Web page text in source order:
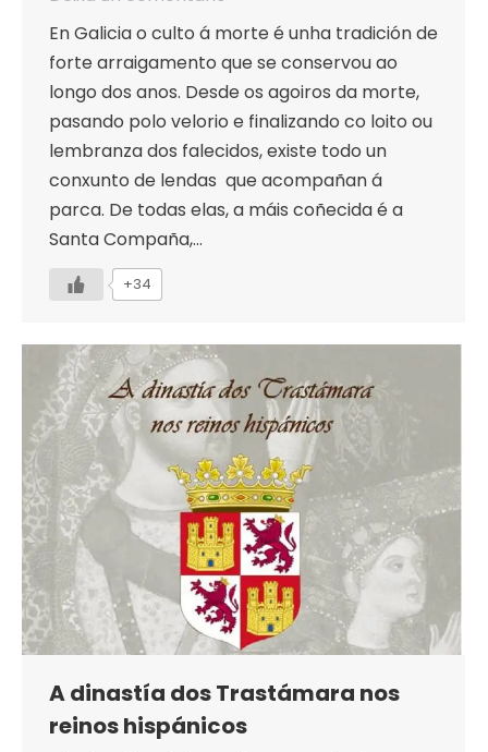
En Galicia o culto á morte é unha tradición de
forte arraigamento que se conservou ao
longo dos anos. Desde os agoiros da morte,
pasando polo velorio e finalizando co loito ou
lembranza dos falecidos, existe todo un
conxunto de lendas que acompañan á
parca. De todas elas, a máis coñecida é a
Santa Compaña,…
+34
A dinastía dos Trastámara nos
reinos hispánicos